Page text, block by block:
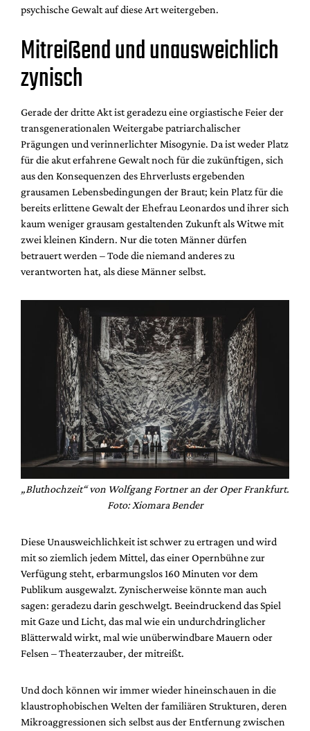
psychische Gewalt auf diese Art weitergeben.
Mitreißend und unausweichlich
zynisch
Gerade der dritte Akt ist geradezu eine orgiastische Feier der
transgenerationalen Weitergabe patriarchalischer
Prägungen und verinnerlichter Misogynie. Da ist weder Platz
für die akut erfahrene Gewalt noch für die zukünftigen, sich
aus den Konsequenzen des Ehrverlusts ergebenden
grausamen Lebensbedingungen der Braut; kein Platz für die
bereits erlittene Gewalt der Ehefrau Leonardos und ihrer sich
kaum weniger grausam gestaltenden Zukunft als Witwe mit
zwei kleinen Kindern. Nur die toten Männer dürfen
betrauert werden – Tode die niemand anderes zu
verantworten hat, als diese Männer selbst.
„Bluthochzeit“ von Wolfgang Fortner an der Oper Frankfurt.
Foto: Xiomara Bender
Diese Unausweichlichkeit ist schwer zu ertragen und wird
mit so ziemlich jedem Mittel, das einer Opernbühne zur
Verfügung steht, erbarmungslos 160 Minuten vor dem
Publikum ausgewalzt. Zynischerweise könnte man auch
sagen: geradezu darin geschwelgt. Beeindruckend das Spiel
mit Gaze und Licht, das mal wie ein undurchdringlicher
Blätterwald wirkt, mal wie unüberwindbare Mauern oder
Felsen – Theaterzauber, der mitreißt.
Und doch können wir immer wieder hineinschauen in die
klaustrophobischen Welten der familiären Strukturen, deren
Mikroaggressionen sich selbst aus der Entfernung zwischen